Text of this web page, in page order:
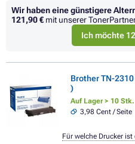
Wir haben eine günstigere
121,90 € mit unserer
Ich möchte
Brother TN-
)
Auf Lager > 10 Stk.
3,98 Cent / Seite
Für welche Drucker